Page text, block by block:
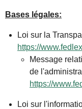
Bases légales:
Loi sur la
https://
Message
de
https://
Loi sur